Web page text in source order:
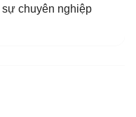
chuyên nghiệp